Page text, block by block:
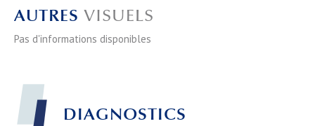
AUTRES VISUELS
Pas d'informations disponibles
DIAGNOSTICS